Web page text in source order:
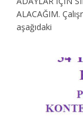
ALACAĞIM.
aşağıdaki